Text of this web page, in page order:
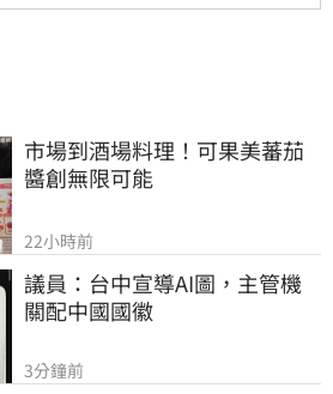
市場到酒場料理！可果美蕃茄
醬創無限可能
22小時前
議員：台中宣導AI圖，主管機
關配中國國徽
3分鐘前